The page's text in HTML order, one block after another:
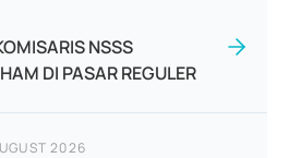
NSSS
DI PASAR REGULER
2026